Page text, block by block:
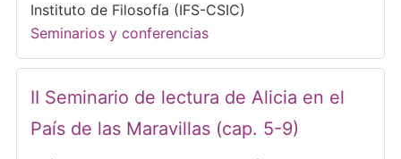
Instituto de Filosofía (IFS-CSIC)
Seminarios y conferencias
II Seminario de lectura de Alicia en el
País de las Maravillas (cap. 5-9)